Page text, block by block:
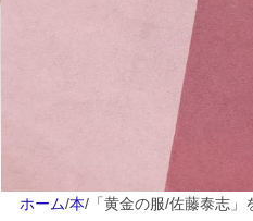
ホーム/本/「黄金の服/佐藤泰志」